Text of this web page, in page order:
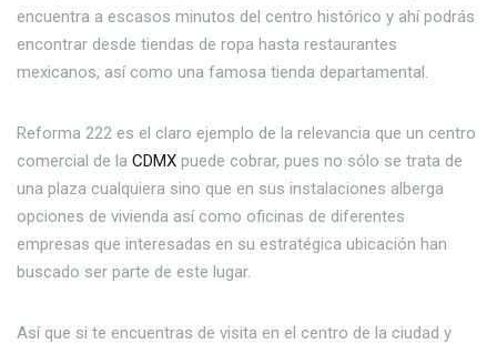
encuentra a escasos minutos del centro histórico y ahí podrás
encontrar desde tiendas de ropa hasta restaurantes
mexicanos, así como una famosa tienda departamental.
Reforma 222 es el claro ejemplo de la relevancia que un centro
comercial de la CDMX puede cobrar, pues no sólo se trata de
una plaza cualquiera sino que en sus instalaciones alberga
opciones de vivienda así como oficinas de diferentes
empresas que interesadas en su estratégica ubicación han
buscado ser parte de este lugar.
Así que si te encuentras de visita en el centro de la ciudad y